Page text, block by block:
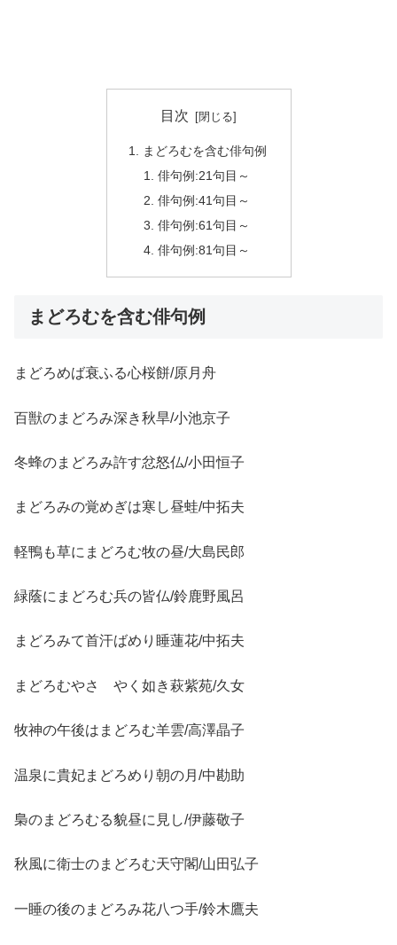
目次
まどろむを含む俳句例
俳句例:21句目～
俳句例:41句目～
俳句例:61句目～
俳句例:81句目～
まどろむを含む俳句例
まどろめば衰ふる心桜餅/原月舟
百獣のまどろみ深き秋旱/小池京子
冬蜂のまどろみ許す忿怒仏/小田恒子
まどろみの覚めぎは寒し昼蛙/中拓夫
軽鴨も草にまどろむ牧の昼/大島民郎
緑蔭にまどろむ兵の皆仏/鈴鹿野風呂
まどろみて首汗ばめり睡蓮花/中拓夫
まどろむやさゝやく如き萩紫苑/久女
牧神の午後はまどろむ羊雲/高澤晶子
温泉に貴妃まどろめり朝の月/中勘助
梟のまどろむる貌昼に見し/伊藤敬子
秋風に衛士のまどろむ天守閣/山田弘子
一睡の後のまどろみ花八つ手/鈴木鷹夫